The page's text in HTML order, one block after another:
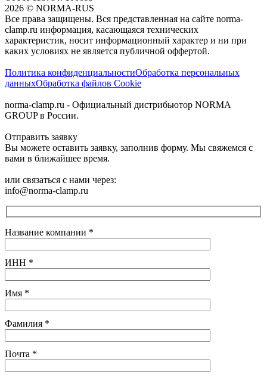
2026 © NORMA-RUS
Все права защищены. Вся представленная на сайте norma-
clamp.ru информация, касающаяся технических
характеристик, носит информационный характер и ни при
каких условиях не является публичной оффертой.‍
Политика конфиденциальностиОбработка персональных
данныхОбработка файлов Cookie
norma-clamp.ru - Официальный дистрибьютор NORMA
GROUP в России.
Отправить заявку
Вы можете оставить заявку, заполнив форму. Мы свяжемся с
вами в ближайшее время.
или связаться с нами через:
info@norma-clamp.ru
Название компании *
ИНН *
Имя *
Фамилия *
Почта *